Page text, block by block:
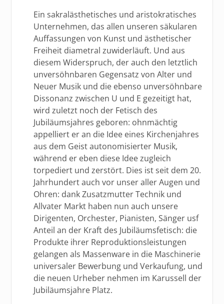
Ein sakralästhetisches und aristokratisches
Unternehmen, das allen unseren säkularen
Auffassungen von Kunst und ästhetischer
Freiheit diametral zuwiderläuft. Und aus
diesem Widerspruch, der auch den letztlich
unversöhnbaren Gegensatz von Alter und
Neuer Musik und die ebenso unversöhnbare
Dissonanz zwischen U und E gezeitigt hat,
wird zuletzt noch der Fetisch des
Jubiläumsjahres geboren: ohnmächtig
appelliert er an die Idee eines Kirchenjahres
aus dem Geist autonomisierter Musik,
während er eben diese Idee zugleich
torpediert und zerstört. Dies ist seit dem 20.
Jahrhundert auch vor unser aller Augen und
Ohren: dank Zusatzmutter Technik und
Allvater Markt haben nun auch unsere
Dirigenten, Orchester, Pianisten, Sänger usf
Anteil an der Kraft des Jubiläumsfetisch: die
Produkte ihrer Reproduktionsleistungen
gelangen als Massenware in die Maschinerie
universaler Bewerbung und Verkaufung, und
die neuen Urheber nehmen im Karussell der
Jubiläumsjahre Platz.